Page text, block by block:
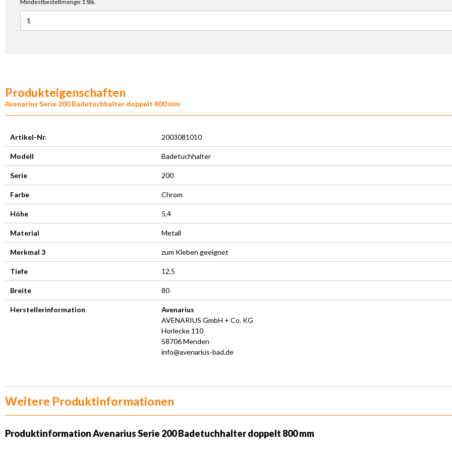
Mindestbestellmenge:1 Stk.
Anzahl für Avenarius Spezial-Kleber für Bad-Accesssoires
Produkteigenschaften
Avenarius Serie 200 Badetuchhalter doppelt 800 mm
Artikel-Nr. 2003081010
Modell Badetuchhalter
Serie 200
Farbe Chrom
Höhe 5,4
Material Metall
Merkmal 3 zum Kleben geeignet
Tiefe 12,5
Breite 80
Herstellerinformation
Avenarius
AVENARIUS GmbH + Co. KG
Horlecke 110
58706 Menden
info@avenarius-bad.de
Weitere Produktinformationen
ProduktinformationAvenarius Serie 200 Badetuchhalter doppelt 800 mm